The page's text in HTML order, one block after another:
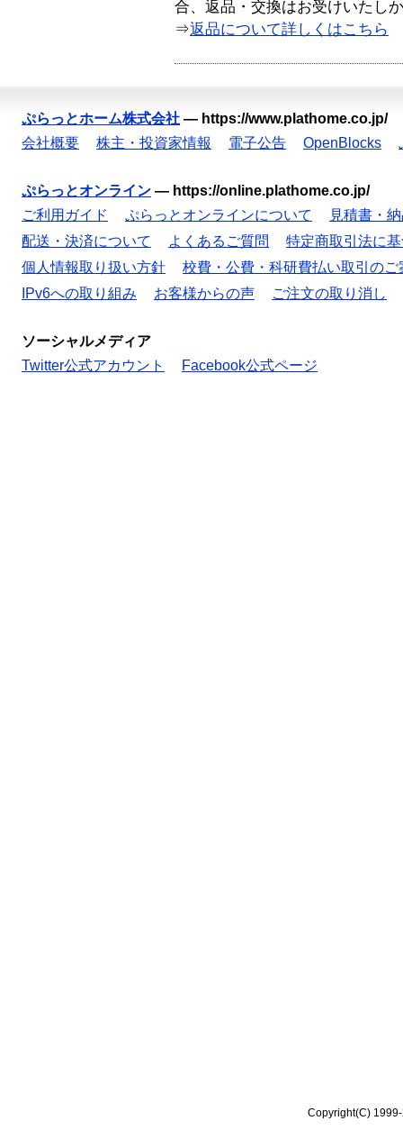
合、返品・交換はお受けいたし
⇒返品について詳しくはこちら
ぷらっとホーム株式会社 — https://www.plathome.co.jp/
会社概要
株主・投資家情報 電子公告 OpenBlocks
ぷらっとオンライン — https://online.plathome.co.jp/
ご利用ガイド
ぷらっとオンラインについて
見積書・
配送・決済について
よくあるご質問
特定商取引法に
個人情報取り扱い方針
校費・公費・科研費払い取引のご
IPv6への取り組み
お客様からの声 ご注文の取り消し
ソーシャルメディア
Twitter公式アカウント
Facebook公式ページ
Copyright(C)